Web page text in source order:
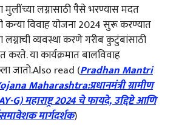
मुलींच्या लग्नासाठी पैसे भरण्यास मदत
कन्या विवाह योजना 2024 सुरू करण्यात
लग्नाची व्यवस्था करणे गरीब कुटुंबांसाठी
या कार्यक्रमात बालविवाह
जातो.Also read (Pradhan Mantri
Maharashtra:प्रधानमंत्री ग्रामीण
महाराष्ट्र 2024 चे फायदे, उद्दिष्टे आणि
मार्गदर्शक)